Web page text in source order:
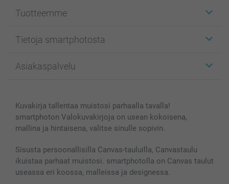
Tuotteemme
Kuvakortit
Kuvakirjat
Kännykkä & Tabletti
MyNameBook
Valokuvakehykset & Lisätarvikkeet
Lahjakortti
Kaikki kuvatuotteet
Tietoja smartphotosta
Affiliate ohjelma
Sivukartta
Ehdot/takuut
Asiakaspalvelu
smartbonus
Hinnat & maksutavat
Kuvakirja tallentaa muistosi parhaalla tavalla!
smartphoton Valokuvakirjoja on usean kokoisena,
mallina ja hintaisena, valitse sinulle sopivin.
Sisusta persoonallisilla Canvas-tauluilla, Canvastaulu
ikuistaa parhaat muistosi. smartphotolla on Canvas taulut
useassa eri koossa, malleissa ja designessa.